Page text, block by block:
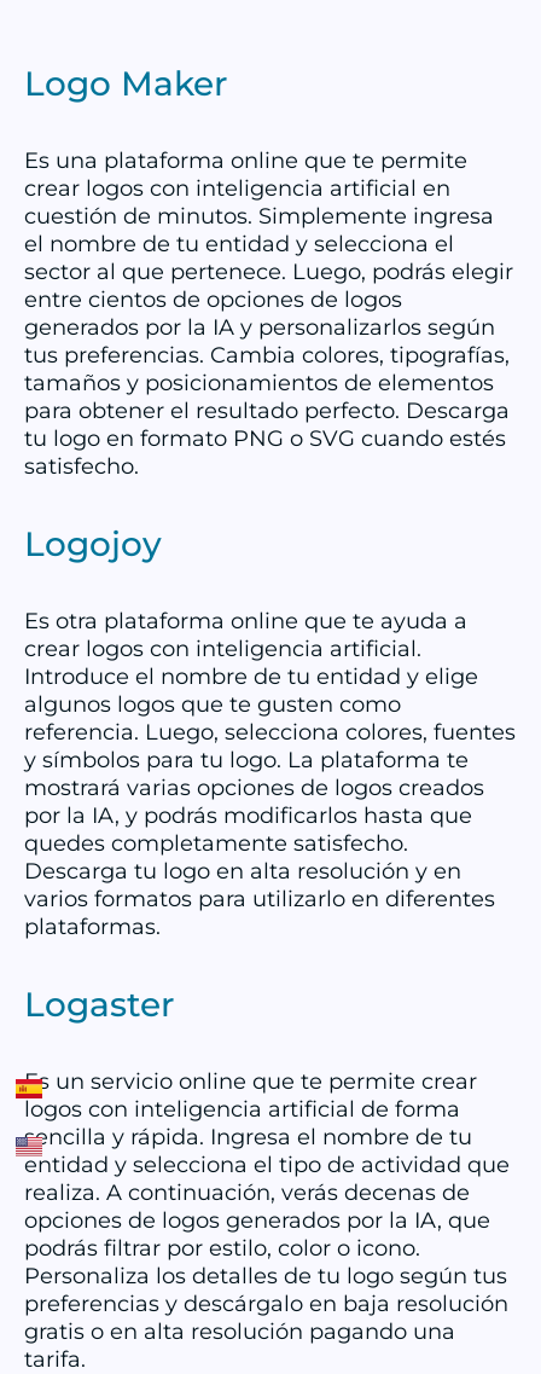
Logo Maker
Es una plataforma online que te permite
crear logos con inteligencia artificial en
cuestión de minutos. Simplemente ingresa
el nombre de tu entidad y selecciona el
sector al que pertenece. Luego, podrás elegir
entre cientos de opciones de logos
generados por la IA y personalizarlos según
tus preferencias. Cambia colores, tipografías,
tamaños y posicionamientos de elementos
para obtener el resultado perfecto. Descarga
tu logo en formato PNG o SVG cuando estés
satisfecho.
Logojoy
Es otra plataforma online que te ayuda a
crear logos con inteligencia artificial.
Introduce el nombre de tu entidad y elige
algunos logos que te gusten como
referencia. Luego, selecciona colores, fuentes
y símbolos para tu logo. La plataforma te
mostrará varias opciones de logos creados
por la IA, y podrás modificarlos hasta que
quedes completamente satisfecho.
Descarga tu logo en alta resolución y en
varios formatos para utilizarlo en diferentes
plataformas.
Logaster
Es un servicio online que te permite crear
logos con inteligencia artificial de forma
sencilla y rápida. Ingresa el nombre de tu
entidad y selecciona el tipo de actividad que
realiza. A continuación, verás decenas de
opciones de logos generados por la IA, que
podrás filtrar por estilo, color o icono.
Personaliza los detalles de tu logo según tus
preferencias y descárgalo en baja resolución
gratis o en alta resolución pagando una
tarifa.